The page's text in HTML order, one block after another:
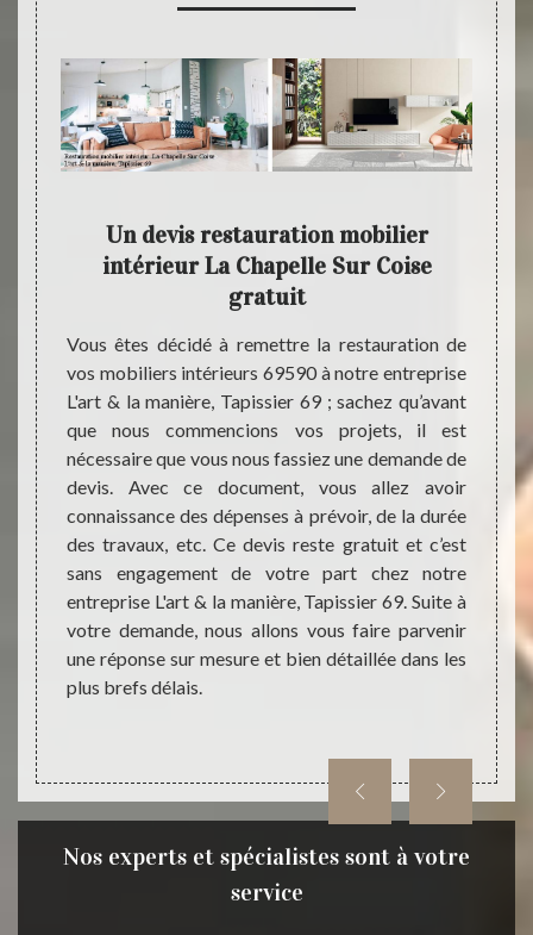
vos
par
de
est à
pour
:
69
une
Un devis restauration mobilier
intérieur La Chapelle Sur Coise
gratuit
Vous êtes décidé à remettre la restauration de
vos mobiliers intérieurs 69590 à notre entreprise
L'art & la manière, Tapissier 69 ; sachez qu’avant
que nous commencions vos projets, il est
nécessaire que vous nous fassiez une demande de
devis. Avec ce document, vous allez avoir
connaissance des dépenses à prévoir, de la durée
des travaux, etc. Ce devis reste gratuit et c’est
sans engagement de votre part chez notre
entreprise L'art & la manière, Tapissier 69. Suite à
votre demande, nous allons vous faire parvenir
une réponse sur mesure et bien détaillée dans les
plus brefs délais.
sera
vous
Nos experts et spécialistes sont à votre
service